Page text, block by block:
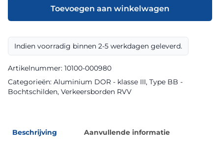
III
aantal
Toevoegen aan winkelwagen
Indien voorradig binnen 2-5 werkdagen geleverd.
Artikelnummer: 10100-000980
Categorieën: Aluminium DOR - klasse III, Type BB -
Bochtschilden, Verkeersborden RVV
Beschrijving Aanvullende informatie